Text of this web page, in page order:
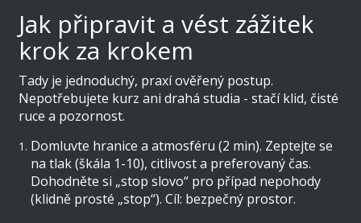
Jak připravit a vést zážitek
krok za krokem
Tady je jednoduchý, praxí ověřený postup.
Nepotřebujete kurz ani drahá studia - stačí klid, čisté
ruce a pozornost.
Domluvte hranice a atmosféru (2 min). Zeptejte se
na tlak (škála 1-10), citlivost a preferovaný čas.
Dohodněte si „stop slovo“ pro případ nepohody
(klidně prosté „stop“). Cíl: bezpečný prostor.